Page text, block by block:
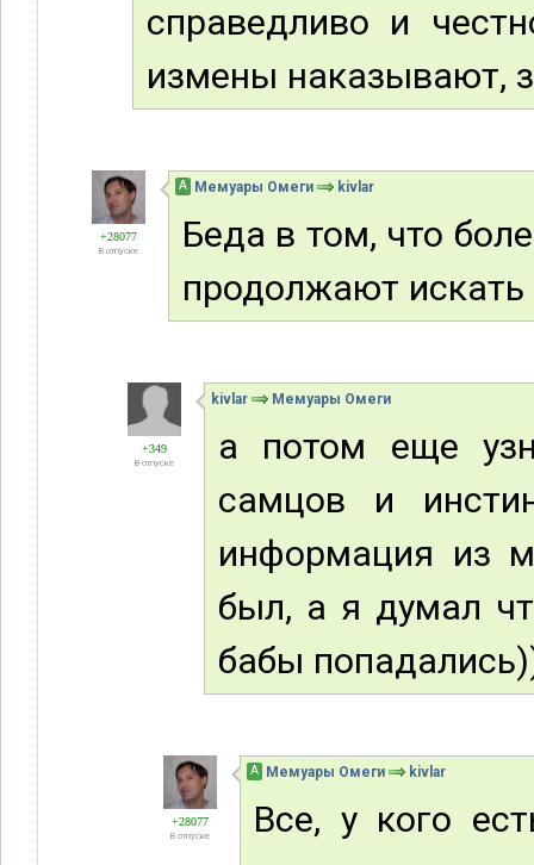
справедливо и
измены наказывают,
+28077
В отпуске
А Мемуары Омеги kivlar
Беда в том, что
продолжают искать
+349
В отпуске
kivlar Мемуары Омеги
а потом еще
самцов и
информация из
был, а я думал
бабы
+28077
В отпуске
А Мемуары Омеги kivlar
Все, у кого